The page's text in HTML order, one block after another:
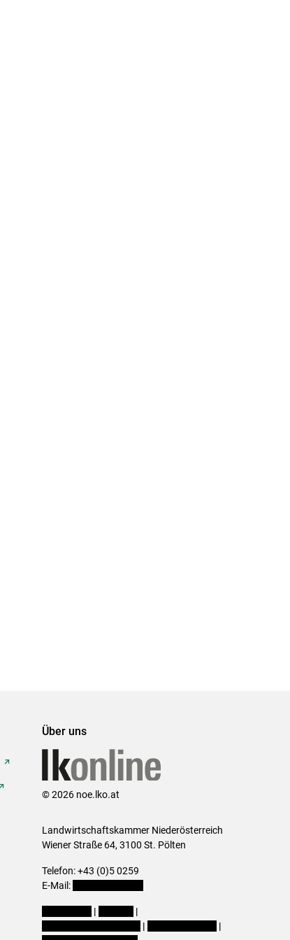
Über uns
© 2026 noe.lko.at
Landwirtschaftskammer Niederösterreich
Wiener Straße 64, 3100 St. Pölten
Telefon: +43 (0)5 0259
E-Mail:
|
|
|
|